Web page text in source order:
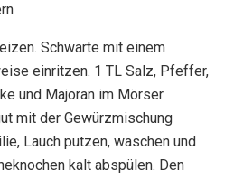
Schwarte mit einem
einritzen. 1 TL Salz, Pfeffer,
und Majoran im Mörser
mit der Gewürzmischung
Lauch putzen, waschen und
kalt abspülen. Den